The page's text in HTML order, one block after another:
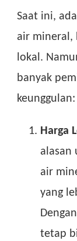
Saat ini,
air mineral,
lokal.
banyak
keunggulan:
Harga
alasan
air
yang
tetap